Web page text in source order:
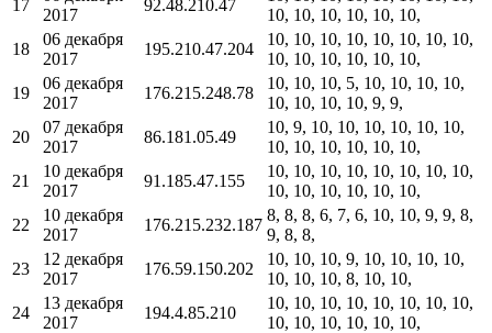
17
2017
92.48.210.47
10, 10, 10, 10, 10, 10,
18
06 декабря
2017
195.210.47.204
10, 10, 10, 10, 10, 10, 10, 10,
10, 10, 10, 10, 10, 10,
19
06 декабря
2017
176.215.248.78
10, 10, 10, 5, 10, 10, 10, 10,
10, 10, 10, 10, 9, 9,
20
07 декабря
2017
86.181.05.49
10, 9, 10, 10, 10, 10, 10, 10,
10, 10, 10, 10, 10, 10,
21
10 декабря
2017
91.185.47.155
10, 10, 10, 10, 10, 10, 10, 10,
10, 10, 10, 10, 10, 10,
22
10 декабря
2017
176.215.232.187
8, 8, 8, 6, 7, 6, 10, 10, 9, 9, 8,
9, 8, 8,
23
12 декабря
2017
176.59.150.202
10, 10, 10, 9, 10, 10, 10, 10,
10, 10, 10, 8, 10, 10,
24
13 декабря
2017
194.4.85.210
10, 10, 10, 10, 10, 10, 10, 10,
10, 10, 10, 10, 10, 10,